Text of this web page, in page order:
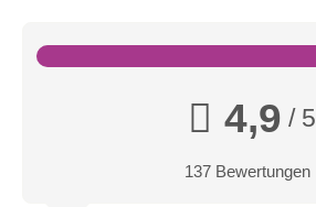
4,9 / 5
137 Bewertungen